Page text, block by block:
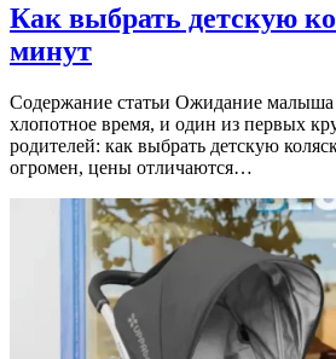
Как выбрать детскую
минут
Содержание статьи Ожидание
хлопотное время, и один из первых
родителей: как выбрать детскую
огромен, цены отличаются…